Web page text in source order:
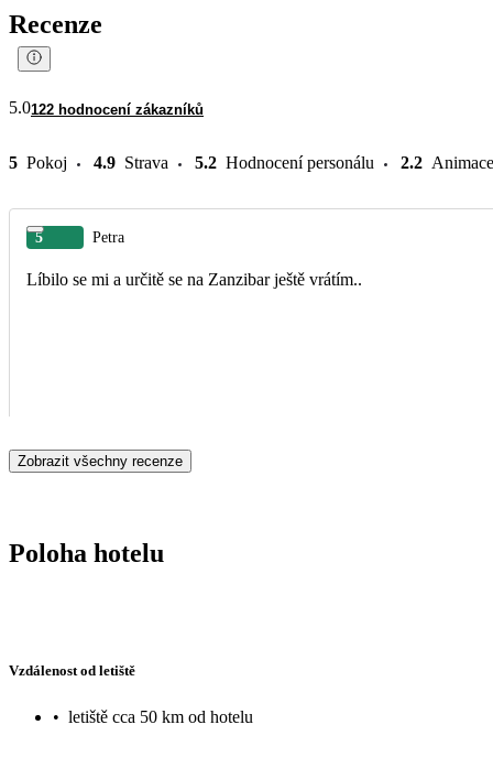
Recenze
5.0122 hodnocení zákazníků
5 Pokoj 4.9 Strava 5.2 Hodnocení personálu 2.2 Animace
5 Petra
Líbilo se mi a určitě se na Zanzibar ještě vrátím..
Zobrazit všechny recenze
Poloha hotelu
Vzdálenost od letiště
• letiště cca 50 km od hotelu